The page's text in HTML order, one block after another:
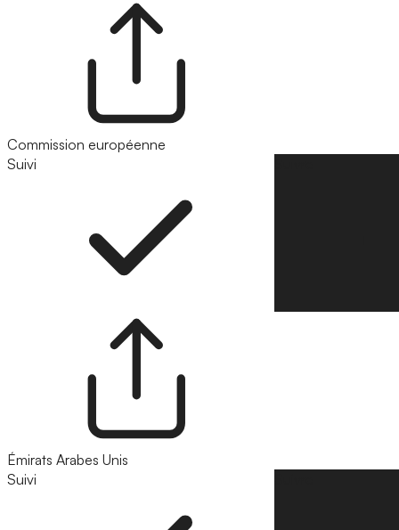
Commission européenne
Suivi
Émirats Arabes Unis
Suivi